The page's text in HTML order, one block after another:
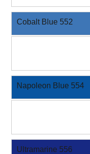
Cobalt Blue 552
Napoleon Blue 554
Ultramarine 556